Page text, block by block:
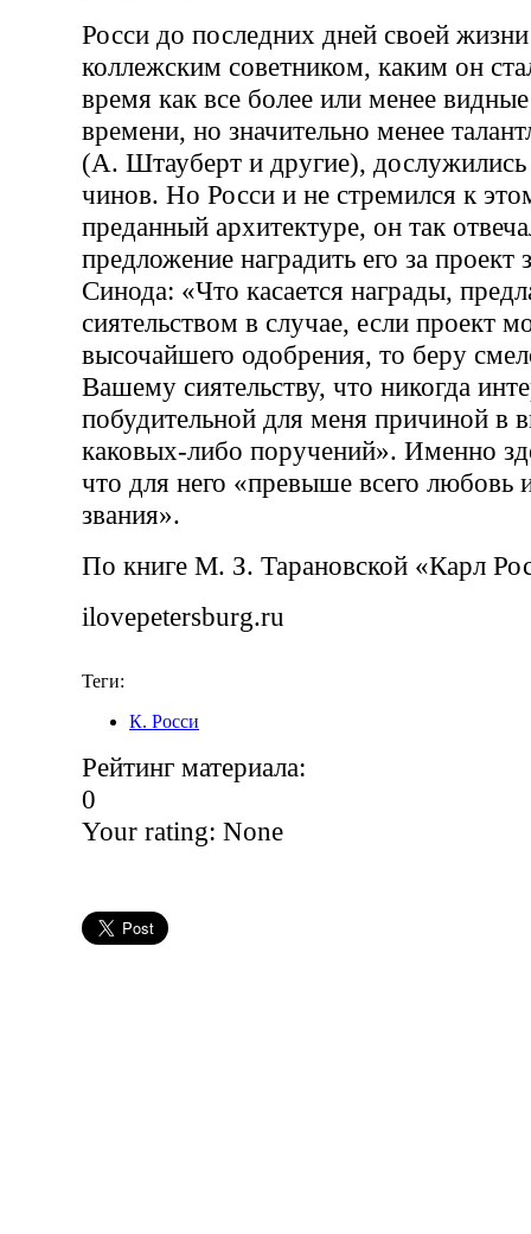
Росси до последних дней своей жизни
коллежским советником, каким он
время как все более или менее
времени, но значительно менее
(А. Штауберт и другие),
чинов. Но Росси и не стремился к
преданный архитектуре, он так
предложение наградить его за проект
Синода: «Что касается награды,
сиятельством в случае, если проект
высочайшего одобрения, то беру
Вашему сиятельству, что никогда
побудительной для меня причиной в
каковых-либо поручений». Именно
что для него «превыше всего любовь
звания».
По книге М. З. Тарановской «Карл
ilovepetersburg.ru
Теги:
К. Росси
Рейтинг материала:
0
Your rating: None